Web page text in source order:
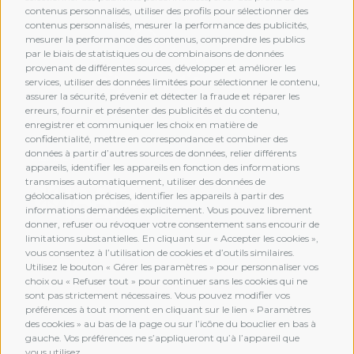
contenus personnalisés, utiliser des profils pour sélectionner des
contenus personnalisés, mesurer la performance des publicités,
mesurer la performance des contenus, comprendre les publics
par le biais de statistiques ou de combinaisons de données
provenant de différentes sources, développer et améliorer les
services, utiliser des données limitées pour sélectionner le contenu,
assurer la sécurité, prévenir et détecter la fraude et réparer les
erreurs, fournir et présenter des publicités et du contenu,
enregistrer et communiquer les choix en matière de
confidentialité, mettre en correspondance et combiner des
données à partir d’autres sources de données, relier différents
appareils, identifier les appareils en fonction des informations
transmises automatiquement, utiliser des données de
géolocalisation précises, identifier les appareils à partir des
informations demandées explicitement. Vous pouvez librement
donner, refuser ou révoquer votre consentement sans encourir de
limitations substantielles. En cliquant sur « Accepter les cookies »,
vous consentez à l’utilisation de cookies et d’outils similaires.
Utilisez le bouton « Gérer les paramètres » pour personnaliser vos
choix ou « Refuser tout » pour continuer sans les cookies qui ne
sont pas strictement nécessaires. Vous pouvez modifier vos
préférences à tout moment en cliquant sur le lien « Paramètres
des cookies » au bas de la page ou sur l’icône du bouclier en bas à
gauche. Vos préférences ne s’appliqueront qu’à l’appareil que
MEMBERSHIP